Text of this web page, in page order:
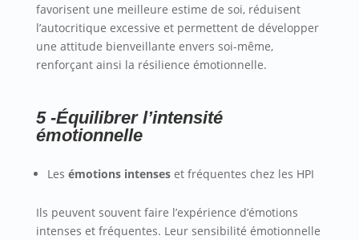
favorisent une meilleure estime de soi, réduisent
l’autocritique excessive et permettent de développer
une attitude bienveillante envers soi-même,
renforçant ainsi la résilience émotionnelle.
5 -Équilibrer l’intensité
émotionnelle
Les émotions intenseset fréquentes chez les HPI
Ils peuvent souvent faire l’expérience d’émotions
intenses et fréquentes. Leur sensibilité émotionnelle